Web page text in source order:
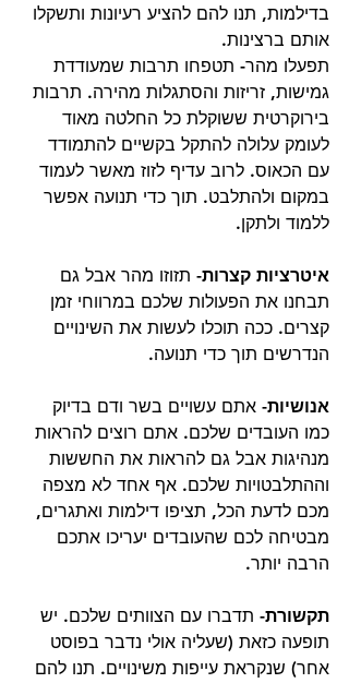
בדילמות, תנו להם להציע רעיונות ותשקלו
אותם ברצינות.
תפעלו מהר- תטפחו תרבות שמעודדת
גמישות, זריזות והסתגלות מהירה. תרבות
בירוקרטית ששוקלת כל החלטה מאוד
לעומק עלולה להתקל בקשיים להתמודד
עם הכאוס. לרוב עדיף לזוז מאשר לעמוד
במקום ולהתלבט. תוך כדי תנועה אפשר
ללמוד ולתקן.
איטרציות קצרות- תזוזו מהר אבל גם
תבחנו את הפעולות שלכם במרווחי זמן
קצרים. ככה תוכלו לעשות את השינויים
הנדרשים תוך כדי תנועה.
אנושיות- אתם עשויים בשר ודם בדיוק
כמו העובדים שלכם. אתם רוצים להראות
מנהיגות אבל גם להראות את החששות
וההתלבטויות שלכם. אף אחד לא מצפה
מכם לדעת הכל, תציפו דילמות ואתגרים,
מבטיחה לכם שהעובדים יעריכו אתכם
הרבה יותר.
תקשורת- תדברו עם הצוותים שלכם. יש
תופעה כזאת (שעליה אולי נדבר בפוסט
אחר) שנקראת עייפות משינויים. תנו להם